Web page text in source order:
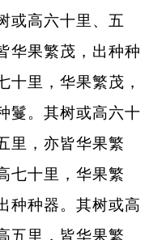
或高六十里、五
华果繁茂，出种种
十里，华果繁茂，
鬘。其树或高六十
里，亦皆华果繁
七十里，华果繁
种种器。其树或高
五里，皆华果繁